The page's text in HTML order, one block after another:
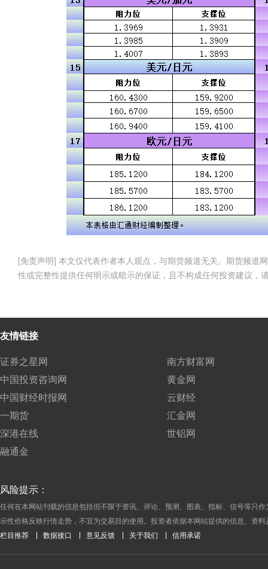
[免责声明] 本文仅代表作者本人观点，与期货频道无关。期货频道
性或完整性提供任何明示或暗示的保证，且不构成任何投资建议，
友情链接
证券之星网
南方财富网
中国投资咨询网
黄金网
中国财经时报网
云财经
一期货
汇金网
深港在线
世铝网
融通金
风险提示：
任何在本网站刊载的信息包括但不限于资讯、评论、预测、图表、指标、信号等只
示性价格反映行情走势，不宜为交易目的使用。投资者依据本网站提供的信息、资
栏目推荐
数据接口 意见反馈 关于我们 信用承诺